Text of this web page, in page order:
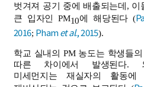
벗겨져 공기 중에 배출되는데, 이
큰 입자인 PM10에 해당된다 (
2016; Phamet al., 2015).
학교 실내의 PM 농도는 학생들
따른 차이에서 발생된다.
미세먼지는 재실자의 활동에